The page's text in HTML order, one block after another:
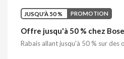
JUSQU'À 50 % PROMOTION
Offre jusqu'à 50 % chez
Rabais allant jusqu'à 50 % sur